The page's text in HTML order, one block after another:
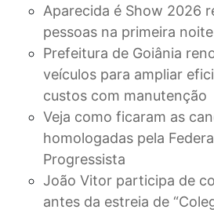
Aparecida é Show 2026
pessoas na primeira noite
Prefeitura de Goiânia
veículos para ampliar
custos com manutenção
Veja como ficaram as
homologadas pela
Progressista
João Vitor participa de
antes da estreia de